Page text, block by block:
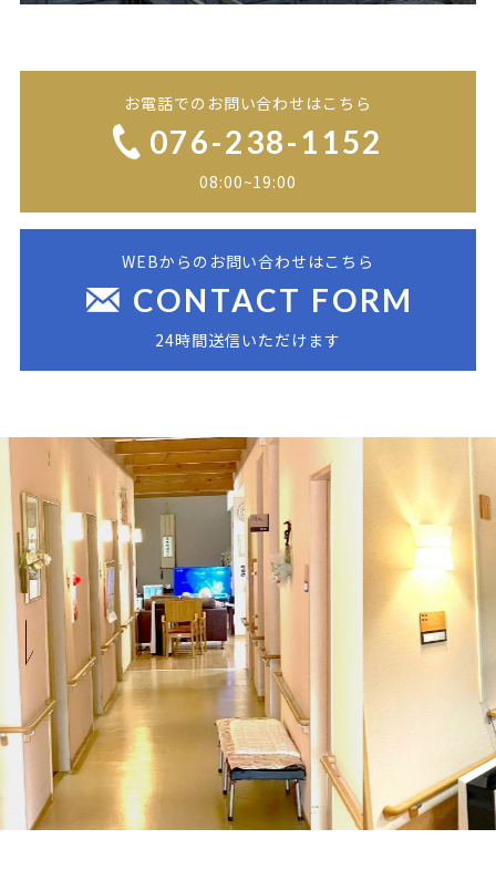
お電話でのお問い合わせはこちら
076-238-1152
08:00~19:00
WEBからのお問い合わせはこちら
CONTACT FORM
24時間送信いただけます